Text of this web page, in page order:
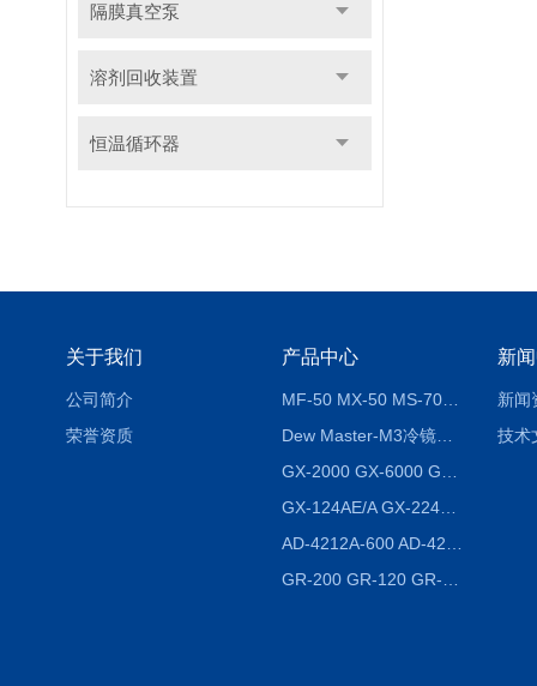
隔膜真空泵
溶剂回收装置
恒温循环器
关于我们
公司简介
荣誉资质
产品中心
MF-50 MX-50 MS-70卤素水分测定仪 红外线水分仪
Dew Master-M3冷镜式露点仪
GX-124AE/A GX-224AE/A分析天平
新
新闻
技术